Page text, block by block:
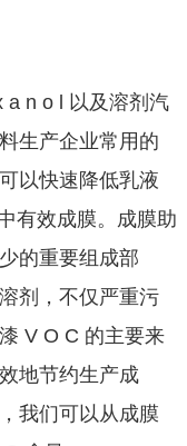
a n o l 以及溶剂汽
生产企业常用的
以快速降低乳液
有效成膜。成膜助
的重要组成部
剂，不仅严重污
V O C 的主要来
地节约生产成
我们可以从成膜